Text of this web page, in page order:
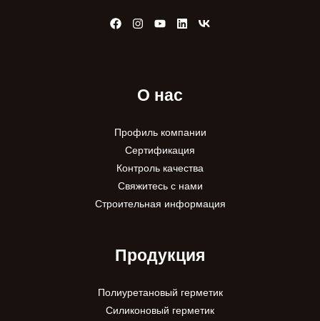
О нас
Профиль компании
Сертификация
Контроль качества
Свяжитесь с нами
Строительная информация
Продукция
Полиуретановый герметик
Силиконовый герметик